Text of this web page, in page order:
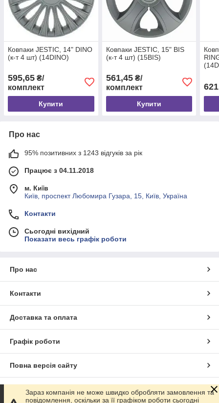
Ковпаки JESTIC, 14" DINO
(к-т 4 шт) (14DINO)
595,65 ₴/
комплект
Купити
Ковпаки JESTIC, 15" BIS
(к-т 4 шт) (15BIS)
561,45₴/
комплект
Купити
Про нас
95% позитивних з 1243 відгуків за рік
Працює з 04.11.2018
м. Київ
Київ, проспект Любомира Гузара, 15, Київ, Україна
Контакти
Сьогодні вихідний
Показати весь графік роботи
Про нас
Контакти
Доставка та оплата
Графік роботи
Повна версія сайту
Сайт створено на маркетплейсі Prom.ua
Зараз компанія не може швидко обробляти замовлення та
повідомлення, оскільки за її графіком роботи сьогодні